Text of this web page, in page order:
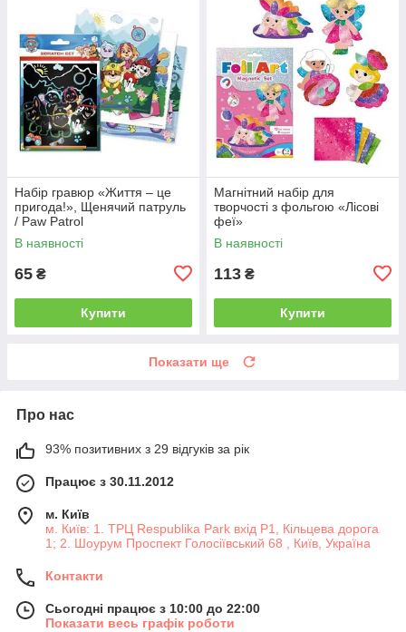
Набір гравюр «Життя – це
пригода!», Щенячий патруль
/ Paw Patrol
В наявності
65 ₴
Купити
Магнітний набір для
творчості з фольгою «Лісові
феї»
В наявності
113 ₴
Купити
Показати ще
Про нас
93% позитивних з 29 відгуків за рік
Працює з 30.11.2012
м. Київ
м. Київ: 1. ТРЦ Respublika Park вхід P1, Кільцева дорога
1; 2. Шоурум Проспект Голосіївський 68 , Київ, Україна
Контакти
Сьогодні працює з 10:00 до 22:00
Показати весь графік роботи